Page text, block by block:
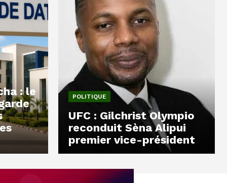
: le
POLITIQUE
UFC : Gilchrist Olympio
reconduit Sèna Alipui
premier vice-président